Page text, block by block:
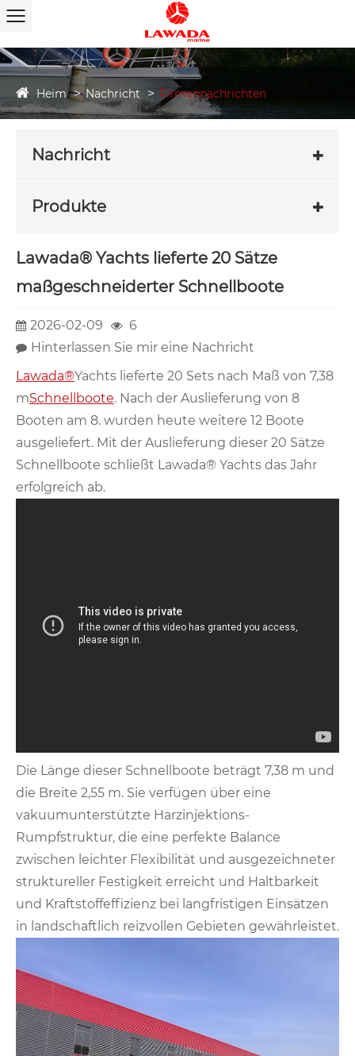
Heim Nachricht Firmennachrichten
Nachricht
Produkte
Lawada® Yachts lieferte 20 Sätze
maßgeschneiderter Schnellboote
2026-02-09
6
Hinterlassen Sie mir eine Nachricht
Lawada®Yachts lieferte 20 Sets nach Maß von 7,38
mSchnellboote. Nach der Auslieferung von 8
Booten am 8. wurden heute weitere 12 Boote
ausgeliefert. Mit der Auslieferung dieser 20 Sätze
Schnellboote schließt Lawada® Yachts das Jahr
erfolgreich ab.
Die Länge dieser Schnellboote beträgt 7,38 m und
die Breite 2,55 m. Sie verfügen über eine
vakuumunterstützte Harzinjektions-
Rumpfstruktur, die eine perfekte Balance
zwischen leichter Flexibilität und ausgezeichneter
struktureller Festigkeit erreicht und Haltbarkeit
und Kraftstoffeffizienz bei langfristigen Einsätzen
in landschaftlich reizvollen Gebieten gewährleistet.